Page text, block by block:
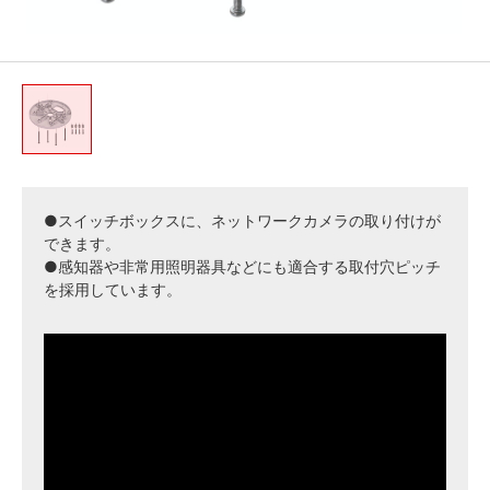
●スイッチボックスに、ネットワークカメラの取り付けが
できます。
●感知器や非常用照明器具などにも適合する取付穴ピッチ
を採用しています。